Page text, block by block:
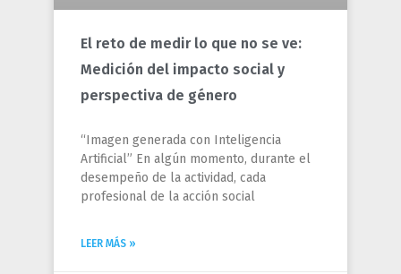
El reto de medir lo que no se ve:
Medición del impacto social y
perspectiva de género
“Imagen generada con Inteligencia
Artificial” En algún momento, durante el
desempeño de la actividad, cada
profesional de la acción social
LEER MÁS »